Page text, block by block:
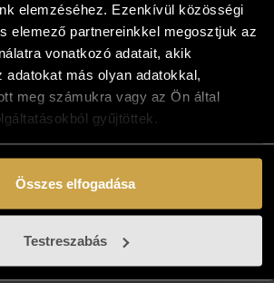
elemzéséhez. Ezenkívül közösségi
elemező partnereinkkel megosztjuk az
vonatkozó adatait, akik
adatokat más olyan adatokkal,
meg számukra vagy az Ön által
gyűjtöttek.
Összes elfogadása
Testreszabás
Németh Ferenc -
II. (50x40 cm)